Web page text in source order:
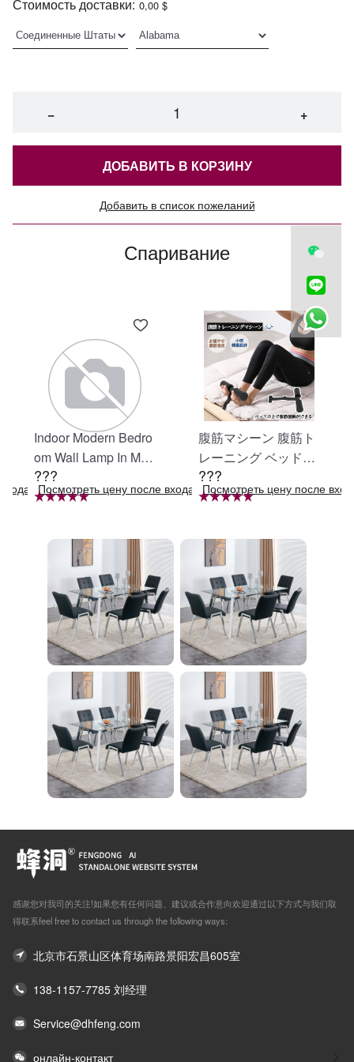
Стоимость доставки: 0,00 $
− +
ДОБАВИТЬ В КОРЗИНУ
Добавить в список пожеланий
Спаривание
в систему
Indoor Modern Bedro
om Wall Lamp In Matt
e Black, Iron Clear Gl
ass Shade,4-Lights E
nity Light
???
Посмотреть цену после входа в систему
腹筋マシーン 腹筋ト
レーニング ベッド固
定 足固定 腹筋器具
腹筋マシン 足を押さ
レーニング器具 エク
ササイズ ダイエット
旅行 自宅 WBGHS-0
1-R
???
Посмотреть цену после
感谢您对我司的关注!如果您有任何问题、建议或合作意向欢迎通过以下方式与我们取
得联系feel free to contact us through the following ways:
北京市石景山区体育场南路景阳宏昌605室
138-1157-7785 刘经理
Service@dhfeng.com
онлайн-контакт